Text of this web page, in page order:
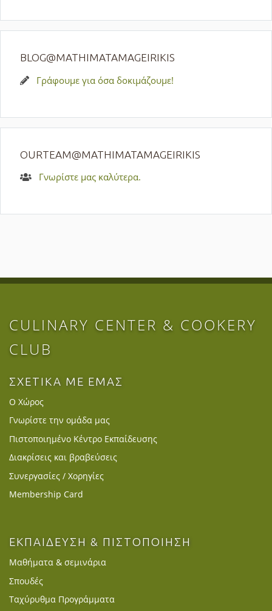
BLOG@MATHIMATAMAGEIRIKIS
Γράφουμε για όσα δοκιμάζουμε!
OURTEAM@MATHIMATAMAGEIRIKIS
Γνωρίστε μας καλύτερα.
CULINARY CENTER & COOKERY
CLUB
ΣΧΕΤΙΚΑ ΜΕ ΕΜΑΣ
Ο Χώρος
Γνωρίστε την ομάδα μας
Πιστοποιημένο Κέντρο Εκπαίδευσης
Διακρίσεις και βραβεύσεις
Συνεργασίες / Χορηγίες
Membership Card
ΕΚΠΑΙΔΕΥΣΗ & ΠΙΣΤΟΠΟΙΗΣΗ
Μαθήματα & σεμινάρια
Σπουδές
Ταχύρυθμα Προγράμματα